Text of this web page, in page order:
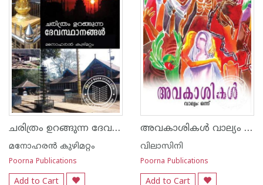
ചരിത്രം ഉറങ്ങുന്ന ദേവസ്ഥാനങ്ങള്‍
മനോഹരന്‍ കുഴിമറ്റം
Poorna Publications
Add to Cart
അവകാശികള്‍ വാല്യം I, II, III and IV
വിലാസിനി
Poorna Publications
Add to Cart